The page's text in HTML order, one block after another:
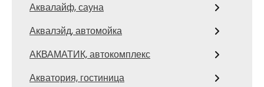
Аквалайф, сауна
Аквалэйд, автомойка
АКВАМАТИК, автокомплекс
Акватория, гостиница